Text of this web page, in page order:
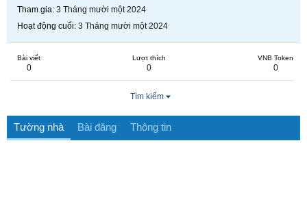
Tham gia 3 Tháng mười một 2024
Hoạt động cuối 3 Tháng mười một 2024
Bài viết
0
Lượt thích
0
VNB Token
0
Tìm kiếm
Tường nhà Bài đăng Thông tin